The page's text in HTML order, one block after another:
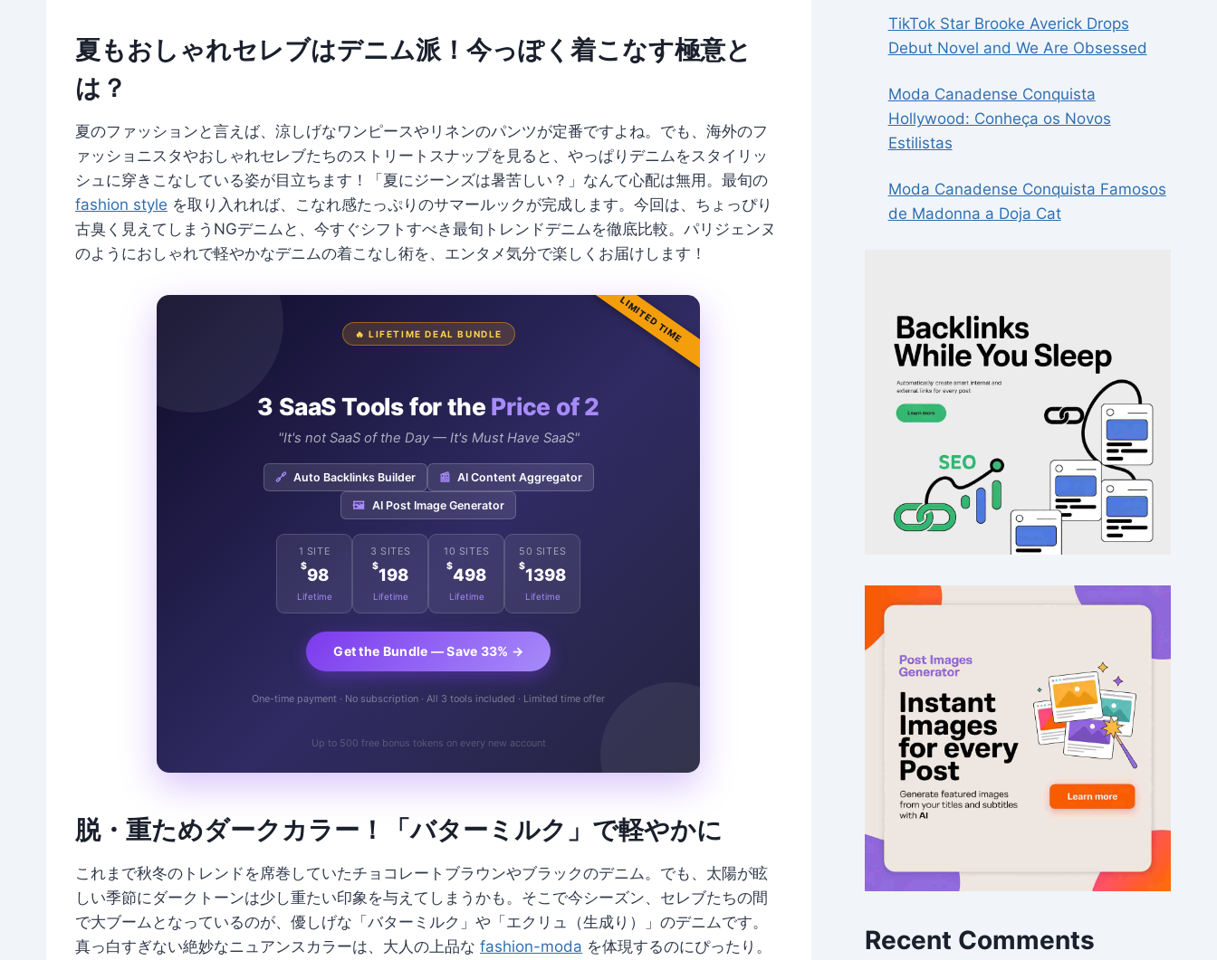
夏もおしゃれセレブはデニム派！今っぽく着こなす極意と
は？
夏のファッションと言えば、涼しげなワンピースやリネンのパンツが定番ですよね。でも、海外のフ
ァッショニスタやおしゃれセレブたちのストリートスナップを見ると、やっぱりデニムをスタイリッ
シュに穿きこなしている姿が目立ちます！「夏にジーンズは暑苦しい？」なんて心配は無用。最旬の
fashion style を取り入れれば、こなれ感たっぷりのサマールックが完成します。今回は、ちょっぴり
古臭く見えてしまうNGデニムと、今すぐシフトすべき最旬トレンドデニムを徹底比較。パリジェンヌ
のようにおしゃれで軽やかなデニムの着こなし術を、エンタメ気分で楽しくお届けします！
LIMITED TIME
🔥 LIFETIME DEAL BUNDLE
3 SaaS Tools for the Price of 2
"It's not SaaS of the Day — It's Must Have SaaS"
🔗 Auto Backlinks Builder 📰 AI Content Aggregator
🖼️ AI Post Image Generator
1 SITE
$98
Lifetime
3 SITES
$198
Lifetime
10 SITES
$498
Lifetime
50 SITES
$1398
Lifetime
Get the Bundle — Save 33% →
One-time payment · No subscription · All 3 tools included · Limited time offer
Up to 500 free bonus tokens on every new account
脱・重ためダークカラー！「バターミルク」で軽やかに
これまで秋冬のトレンドを席巻していたチョコレートブラウンやブラックのデニム。でも、太陽が眩
しい季節にダークトーンは少し重たい印象を与えてしまうかも。そこで今シーズン、セレブたちの間
で大ブームとなっているのが、優しげな「バターミルク」や「エクリュ（生成り）」のデニムです。
真っ白すぎない絶妙なニュアンスカラーは、大人の上品な fashion-moda を体現するのにぴったり。
TikTok Star Brooke Averick Drops
Debut Novel and We Are Obsessed
Moda Canadense Conquista
Hollywood: Conheça os Novos
Estilistas
Moda Canadense Conquista Famosos
de Madonna a Doja Cat
Recent Comments